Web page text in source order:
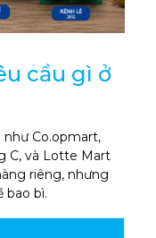
cầu gì ở
như Co.opmart,
C, và Lotte Mart
riêng, nhưng
bao bì.